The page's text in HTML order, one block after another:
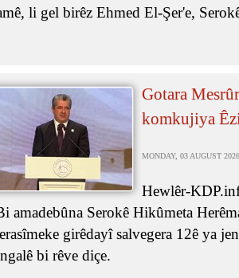
li gel birêz Ehmed El-Şer'e,
Gotara
komkujiya
MONDAY, 03 AUGUST
Hewlêr-
amadebûna Serokê Hikûmeta
girêdayî salvegera 12ê ya
bi rêve diçe.